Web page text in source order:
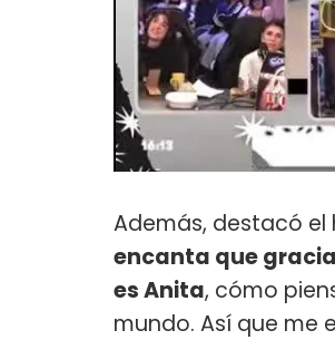
Además, destacó el
encanta que
es Anita, cómo
mundo. Así que me